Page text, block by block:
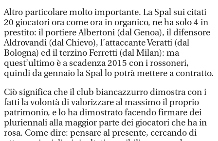
Altro particolare molto importante. La Spal sui citati
20 giocatori ora come ora in organico, ne ha solo 4 in
prestito: il portiere Albertoni (dal Genoa), il difensore
Aldrovandi (dal Chievo), l’attaccante Veratti (dal
Bologna) ed il terzino Ferretti (dal Milan): ma
quest’ultimo è a scadenza 2015 con i rossoneri,
quindi da gennaio la Spal lo potrà mettere a contratto.
Ciò significa che il club biancazzurro dimostra con i
fatti la volontà di valorizzare al massimo il proprio
patrimonio, e lo ha dimostrato facendo firmare dei
pluriennali alla maggior parte dei giocatori che ha in
rosa. Come dire: pensare al presente, cercando di